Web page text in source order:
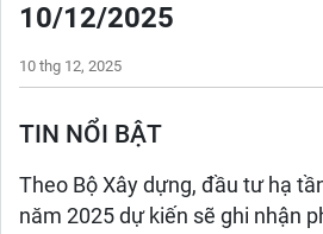
10/12/2025
10 thg 12, 2025
TIN NỔI BẬT
Theo Bộ Xây dựng, đầu tư hạ
năm 2025 dự kiến sẽ ghi nhận